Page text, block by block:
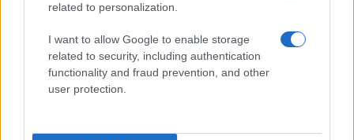
related to personalization.
I want to allow Google to enable storage
related to security, including authentication
functionality and fraud prevention, and other
user protection.